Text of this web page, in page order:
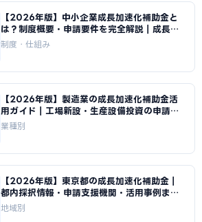
【2026年版】中小企業成長加速化補助金と
は？制度概要・申請要件を完全解説｜成長加
速化補助金ナビ
制度・仕組み
【2026年版】製造業の成長加速化補助金活
用ガイド｜工場新設・生産設備投資の申請戦
略｜成長加速化補助金ナビ
業種別
【2026年版】東京都の成長加速化補助金｜
都内採択情報・申請支援機関・活用事例まと
め｜成長加速化補助金ナビ
地域別